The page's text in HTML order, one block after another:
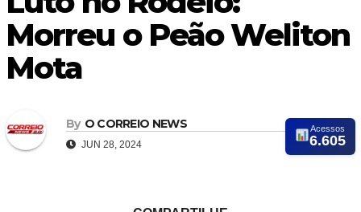
Morreu o Peão Weliton
Mota
By O CORREIO NEWS
JUN 28, 2024
Acessos
6.605